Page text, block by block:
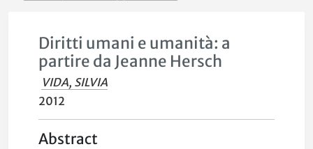
Diritti umani e umanità: a
partire da Jeanne Hersch
VIDA, SILVIA
2012
Abstract